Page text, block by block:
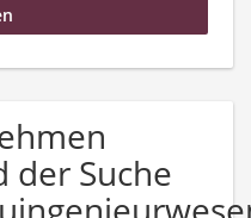
der Suche